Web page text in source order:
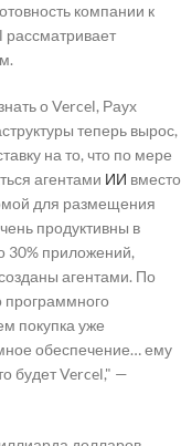
компании к
рассматривает
о Vercel, Раух
теперь вырос,
на то, что по мере
агентами ИИ вместо
для размещения
продуктивны в
30% приложений,
агентами. По
программного
покупка уже
обеспечение… ему
будет Vercel," —